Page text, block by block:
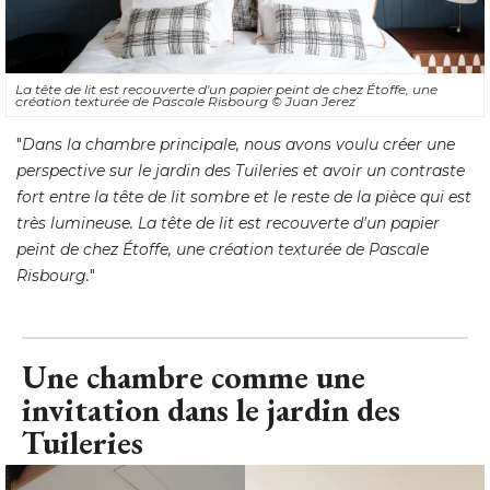
La tête de lit est recouverte d'un papier peint de chez Étoffe, une
création texturée de Pascale Risbourg © Juan Jerez
"Dans la chambre principale, nous avons voulu créer une
perspective sur le jardin des Tuileries et avoir un contraste
fort entre la tête de lit sombre et le reste de la pièce qui est
très lumineuse. La tête de lit est recouverte d'un papier
peint de chez Étoffe, une création texturée de Pascale
Risbourg."
Une chambre comme une
invitation dans le jardin des
Tuileries